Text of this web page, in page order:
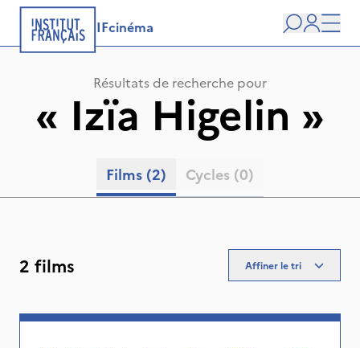
IFcinéma
user
Résultats de recherche pour
« Izïa Higelin »
Films (2) Cycles (0)
2 films Affiner le tri